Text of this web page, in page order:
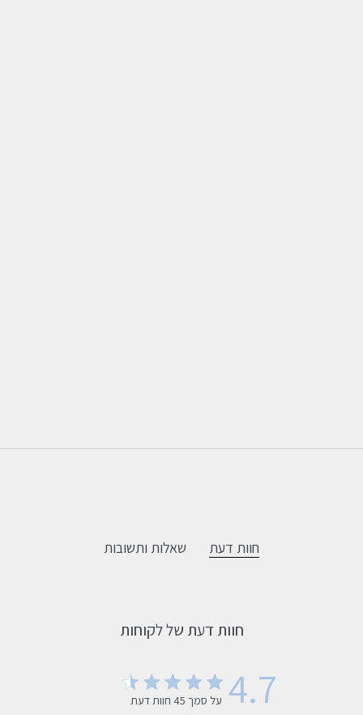
חוות דעת שאלות ותשובות
חוות דעת של לקוחות
4.7
4.7 out of 5 stars 45 total reviews
על סמך 45 חוות דעת